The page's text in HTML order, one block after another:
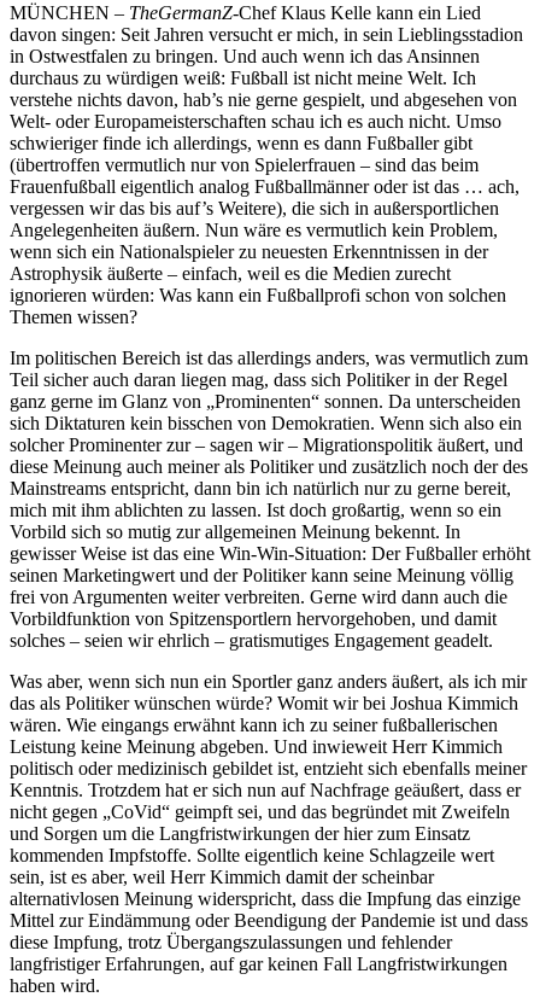
MÜNCHEN – TheGermanZ-Chef Klaus Kelle kann ein Lied
davon singen: Seit Jahren versucht er mich, in sein Lieblingsstadion
in Ostwestfalen zu bringen. Und auch wenn ich das Ansinnen
durchaus zu würdigen weiß: Fußball ist nicht meine Welt. Ich
verstehe nichts davon, hab’s nie gerne gespielt, und abgesehen von
Welt- oder Europameisterschaften schau ich es auch nicht. Umso
schwieriger finde ich allerdings, wenn es dann Fußballer gibt
(übertroffen vermutlich nur von Spielerfrauen – sind das beim
Frauenfußball eigentlich analog Fußballmänner oder ist das … ach,
vergessen wir das bis auf’s Weitere), die sich in außersportlichen
Angelegenheiten äußern. Nun wäre es vermutlich kein Problem,
wenn sich ein Nationalspieler zu neuesten Erkenntnissen in der
Astrophysik äußerte – einfach, weil es die Medien zurecht
ignorieren würden: Was kann ein Fußballprofi schon von solchen
Themen wissen?
Im politischen Bereich ist das allerdings anders, was vermutlich zum
Teil sicher auch daran liegen mag, dass sich Politiker in der Regel
ganz gerne im Glanz von „Prominenten“ sonnen. Da unterscheiden
sich Diktaturen kein bisschen von Demokratien. Wenn sich also ein
solcher Prominenter zur – sagen wir – Migrationspolitik äußert, und
diese Meinung auch meiner als Politiker und zusätzlich noch der des
Mainstreams entspricht, dann bin ich natürlich nur zu gerne bereit,
mich mit ihm ablichten zu lassen. Ist doch großartig, wenn so ein
Vorbild sich so mutig zur allgemeinen Meinung bekennt. In
gewisser Weise ist das eine Win-Win-Situation: Der Fußballer erhöht
seinen Marketingwert und der Politiker kann seine Meinung völlig
frei von Argumenten weiter verbreiten. Gerne wird dann auch die
Vorbildfunktion von Spitzensportlern hervorgehoben, und damit
solches – seien wir ehrlich – gratismutiges Engagement geadelt.
Was aber, wenn sich nun ein Sportler ganz anders äußert, als ich mir
das als Politiker wünschen würde? Womit wir bei Joshua Kimmich
wären. Wie eingangs erwähnt kann ich zu seiner fußballerischen
Leistung keine Meinung abgeben. Und inwieweit Herr Kimmich
politisch oder medizinisch gebildet ist, entzieht sich ebenfalls meiner
Kenntnis. Trotzdem hat er sich nun auf Nachfrage geäußert, dass er
nicht gegen „CoVid“ geimpft sei, und das begründet mit Zweifeln
und Sorgen um die Langfristwirkungen der hier zum Einsatz
kommenden Impfstoffe. Sollte eigentlich keine Schlagzeile wert
sein, ist es aber, weil Herr Kimmich damit der scheinbar
alternativlosen Meinung widerspricht, dass die Impfung das einzige
Mittel zur Eindämmung oder Beendigung der Pandemie ist und dass
diese Impfung, trotz Übergangszulassungen und fehlender
langfristiger Erfahrungen, auf gar keinen Fall Langfristwirkungen
haben wird.